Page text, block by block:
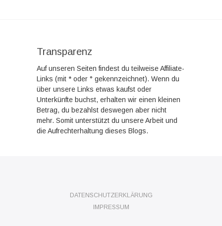
Transparenz
Auf unseren Seiten findest du teilweise Affiliate-
Links (mit * oder ° gekennzeichnet). Wenn du
über unsere Links etwas kaufst oder
Unterkünfte buchst, erhalten wir einen kleinen
Betrag, du bezahlst deswegen aber nicht
mehr. Somit unterstützt du unsere Arbeit und
die Aufrechterhaltung dieses Blogs.
DATENSCHUTZERKLÄRUNG
IMPRESSUM